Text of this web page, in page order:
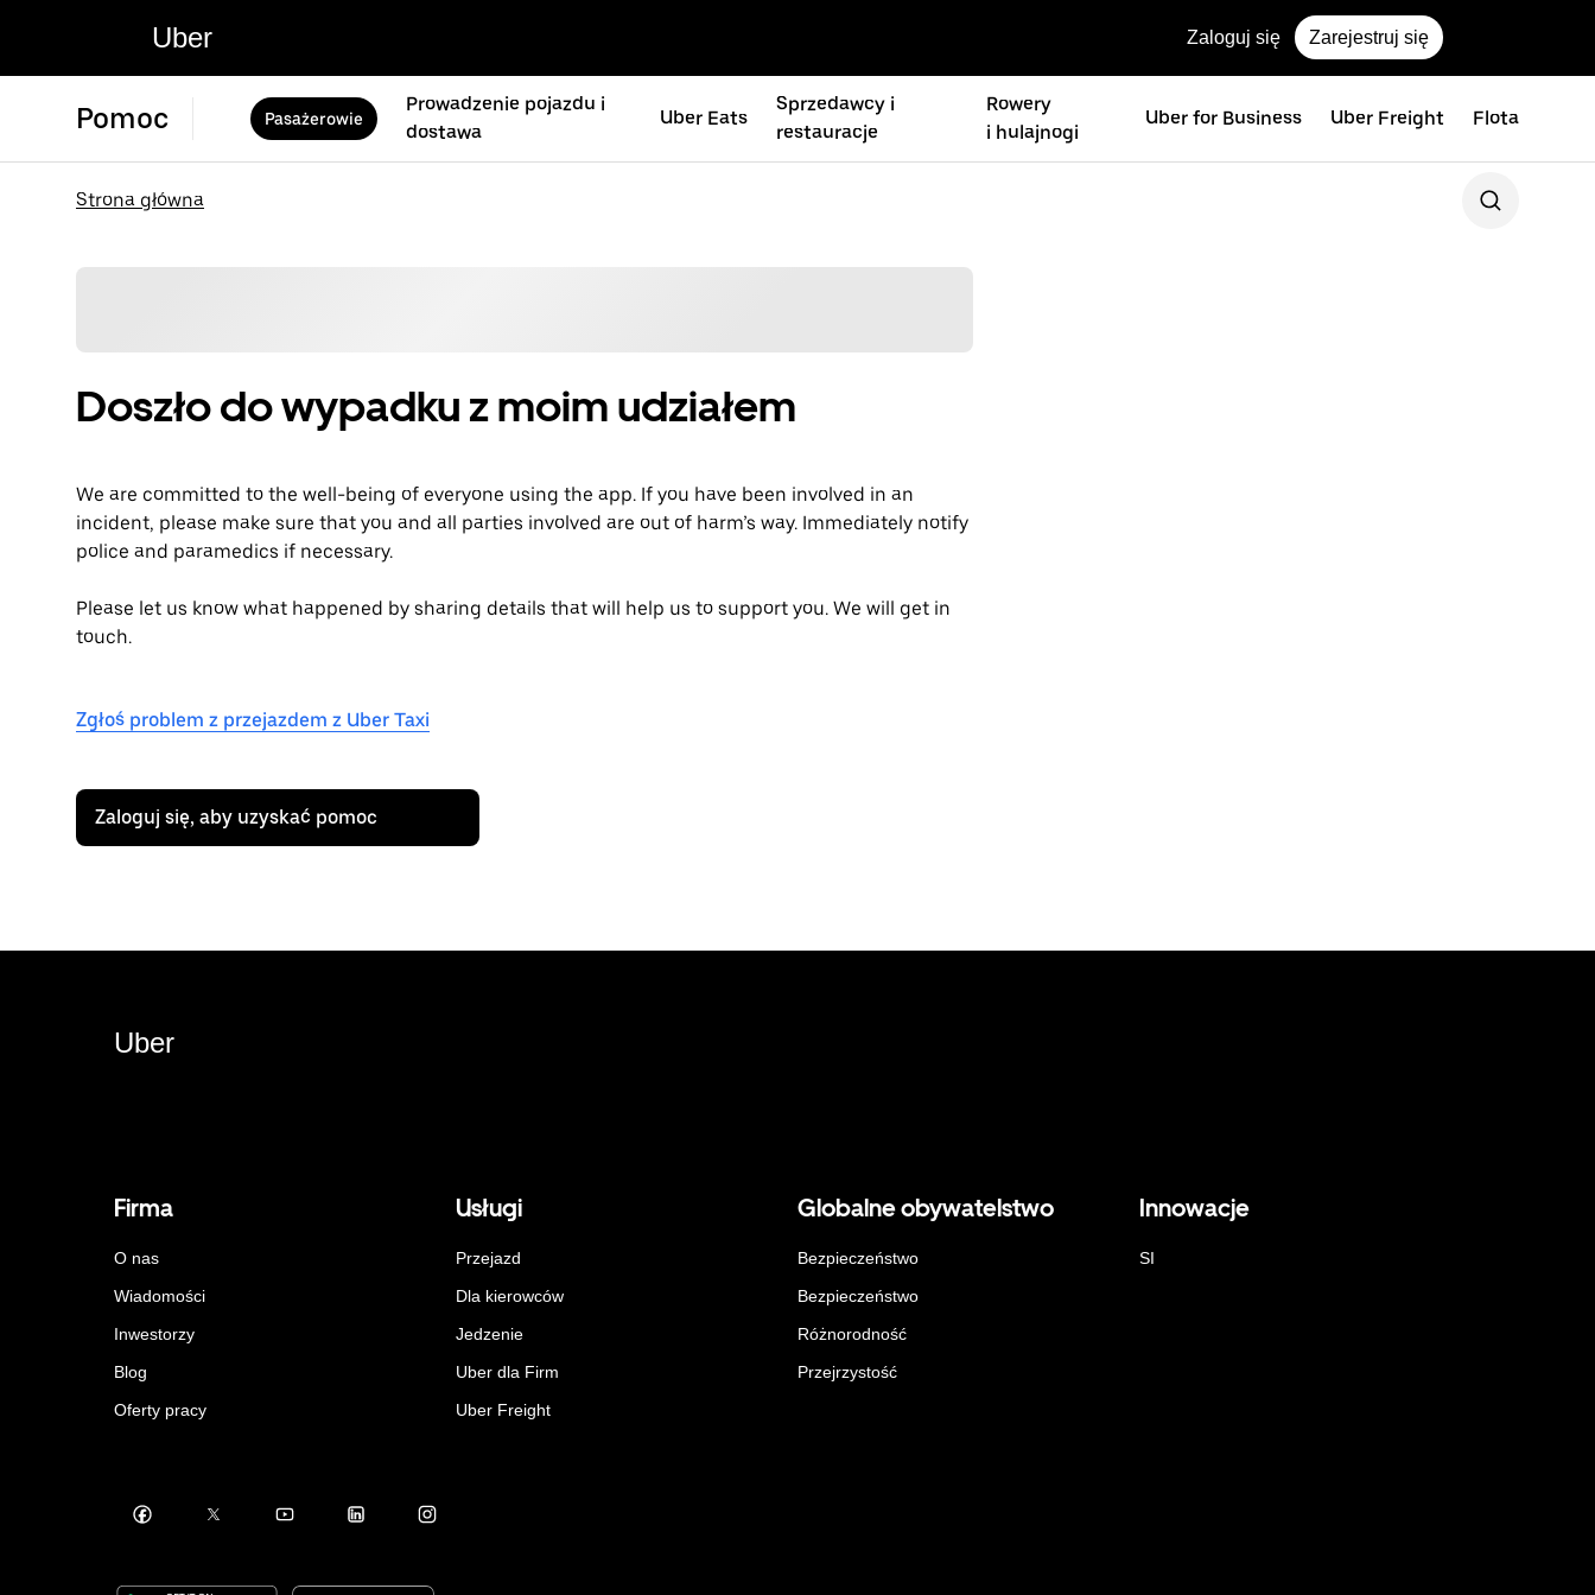
Uber Zaloguj się Zarejestruj się
Pomoc Pasażerowie
Prowadzenie pojazdu i
dostawa
Uber Eats
Sprzedawcy i
restauracje
Rowery
i hulajnogi
Uber for Business Uber Freight Flota
Strona główna
Doszło do wypadku z moim udziałem
We are committed to the well-being of everyone using the app. If you have been involved in an
incident, please make sure that you and all parties involved are out of harm’s way. Immediately notify
police and paramedics if necessary.
Please let us know what happened by sharing details that will help us to support you. We will get in
touch.
Zgłoś problem z przejazdem z Uber Taxi
Zaloguj się, aby uzyskać pomoc
Uber
Firma
O nas
Wiadomości
Inwestorzy
Blog
Oferty pracy
Usługi
Przejazd
Dla kierowców
Jedzenie
Uber dla Firm
Uber Freight
Globalne obywatelstwo
Bezpieczeństwo
Bezpieczeństwo
Różnorodność
Przejrzystość
Innowacje
SI